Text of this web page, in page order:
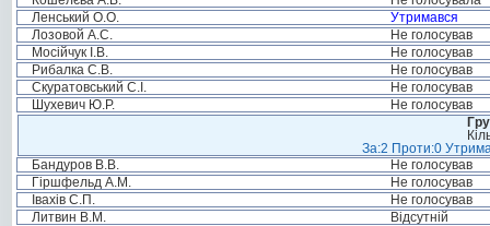
Ленський О.О.
Утримався
Лозовой А.С.
Не голосував
Мосійчук І.В.
Не голосував
Рибалка С.В.
Не голосував
Скуратовський С.І.
Не голосував
Шухевич Ю.Р.
Не голосував
За:2 Проти:0
Бандуров В.В.
Не голосував
Гіршфельд А.М.
Не голосував
Івахів С.П.
Не голосував
Литвин В.М.
Відсутній